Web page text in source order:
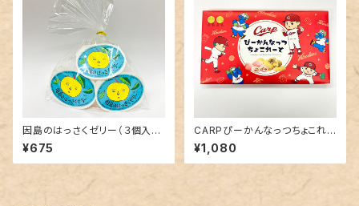
因島のはっさくゼリー（３個入
り）
¥675
CARPぴーかんなっつちょこれ
ーと
¥1,080